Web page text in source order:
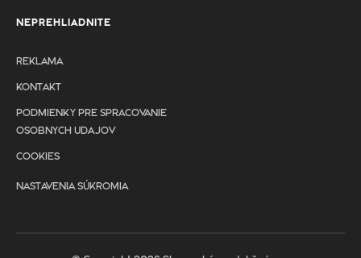
NEPREHLIADNITE
REKLAMA
KONTAKT
PODMIENKY PRE SPRACOVANIE
OSOBNYCH UDAJOV
COOKIES
NASTAVENIA SÚKROMIA